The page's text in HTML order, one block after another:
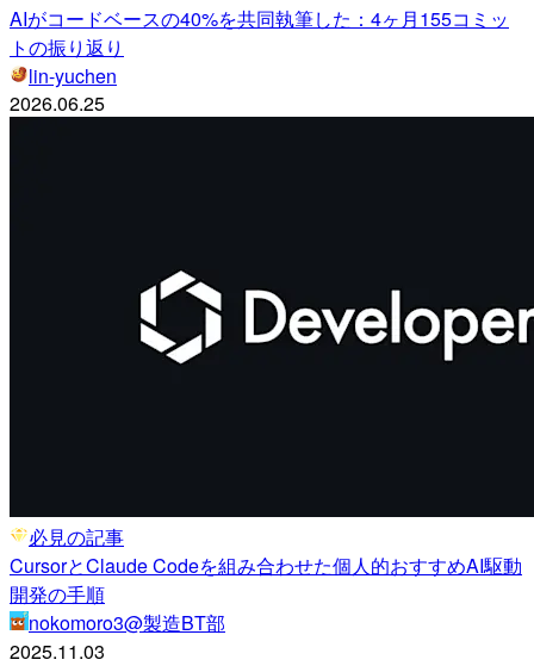
AIがコードベースの40%を共同執筆した：4ヶ月155コミッ
トの振り返り
lin-yuchen
2026.06.25
必見の記事
CursorとClaude Codeを組み合わせた個人的おすすめAI駆動
開発の手順
nokomoro3@製造BT部
2025.11.03